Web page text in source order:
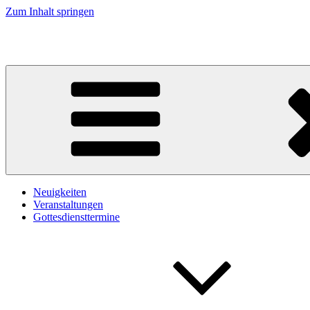
Zum Inhalt springen
Neuigkeiten
Veranstaltungen
Gottesdiensttermine